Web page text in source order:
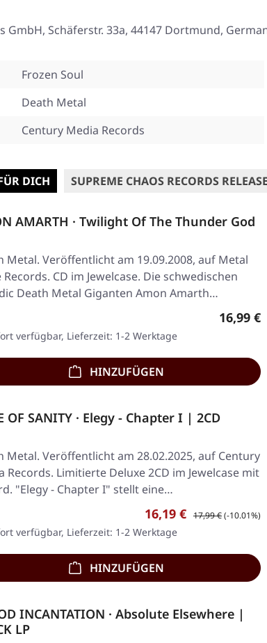
GmbH, Schäferstr. 33a, 44147 Dortmund,
Frozen Soul
Death Metal
Century Media Records
DICH SUPREME CHAOS RECORDS
AMARTH · Twilight Of The Thunder God
Metal. Veröffentlicht am 19.09.2008, auf Metal
Records. CD im Jewelcase. Die schwedischen
Death Metal Giganten Amon Amarth…
16,99 €
verfügbar, Lieferzeit: 1-2 Werktage
HINZUFÜGEN
OF SANITY · Elegy - Chapter I | 2CD
Metal. Veröffentlicht am 28.02.2025, auf Century
Records. Limitierte Deluxe 2CD im Jewelcase mit
"Elegy - Chapter I" stellt eine…
Verkaufspreis:
16,19 € Regulärer Preis:
17,99 €(-10.01%)
verfügbar, Lieferzeit: 1-2 Werktage
HINZUFÜGEN
INCANTATION · Absolute Elsewhere |
LP